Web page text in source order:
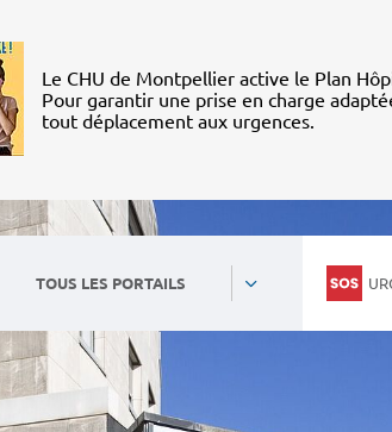
Le CHU de Montpellier active le Plan
Pour garantir une prise en charge
tout déplacement aux urgences.
TOUS LES PORTAILS